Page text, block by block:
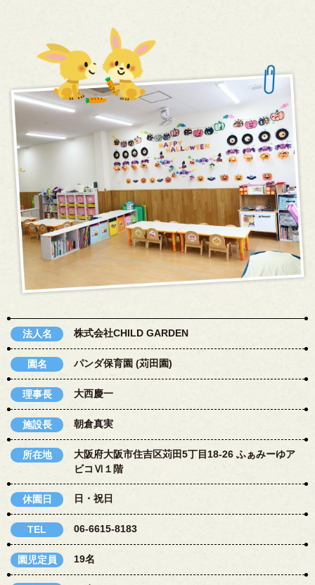
法人名 株式会社CHILD GARDEN
園名 パンダ保育園 (苅田園)
理事長 大西慶一
施設長 朝倉真実
所在地
大阪府大阪市住吉区苅田5丁目18-26 ふぁみーゆア
ビコⅥ１階
休園日 日・祝日
TEL 06-6615-8183
園児定員 19名